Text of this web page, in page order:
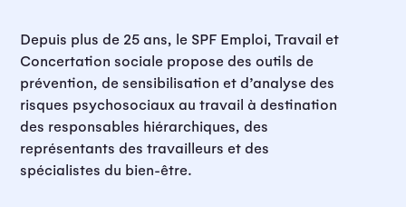
Depuis plus de 25 ans, le SPF Emploi, Travail et
Concertation sociale propose des outils de
prévention, de sensibilisation et d’analyse des
risques psychosociaux au travail à destination
des responsables hiérarchiques, des
représentants des travailleurs et des
spécialistes du bien-être.